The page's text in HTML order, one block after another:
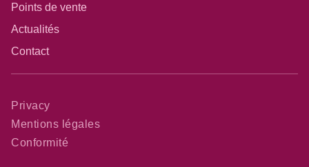
Points de vente
Actualités
Contact
Privacy
Mentions légales
Conformité